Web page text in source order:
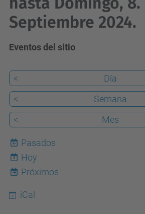
Septiembre 2024.
Eventos del sitio
< Día
<
Semana
<
Mes
Pasados
8
Hoy
Próximos
iCal